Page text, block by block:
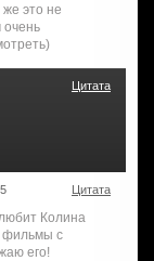
это не
очень
Цитата
Цитата
Колина
фильмы с
его!